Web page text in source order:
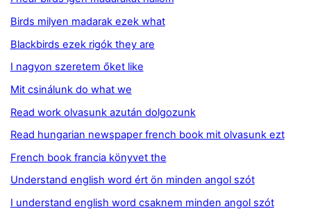
Birds milyen madarak ezek what
Blackbirds ezek rigók they are
I nagyon szeretem őket like
Mit csinálunk do what we
Read work olvasunk azután dolgozunk
Read hungarian newspaper french book mit olvasunk ezt
French book francia könyvet the
Understand english word ért ön minden angol szót
I understand english word csaknem minden angol szót